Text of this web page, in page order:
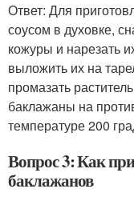
Ответ: Для
соусом в духовке,
кожуры и нарезать
выложить их на
промазать
баклажаны на
температуре 200
Вопрос 3: Как
баклажанов